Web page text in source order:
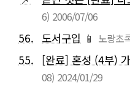
6) 2006/07/06
56. 도서구입 📱 노랑초
55. [완료] 혼성 (4부)
08) 2024/01/29